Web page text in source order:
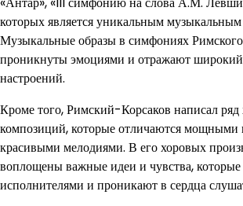
которых является уникальным музыкальным
Музыкальные образы в симфониях
проникнуты эмоциями и отражают широкий
настроений.
Кроме того, Римский-Корсаков написал
композиций, которые отличаются мощными
красивыми мелодиями. В его хоровых
воплощены важные идеи и чувства, которые
исполнителями и проникают в сердца